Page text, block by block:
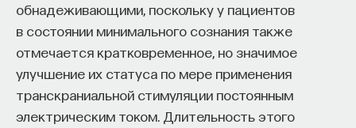
обнадеживающими, поскольку у пациентов
в состоянии минимального сознания также
отмечается кратковременное, но значимое
улучшение их статуса по мере применения
транскраниальной стимуляции постоянным
электрическим током. Длительность этого